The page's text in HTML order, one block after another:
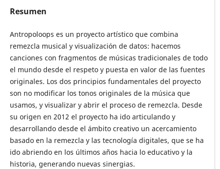
Resumen
Antropoloops es un proyecto artístico que combina
remezcla musical y visualización de datos: hacemos
canciones con fragmentos de músicas tradicionales de todo
el mundo desde el respeto y puesta en valor de las fuentes
originales. Los dos principios fundamentales del proyecto
son no modificar los tonos originales de la música que
usamos, y visualizar y abrir el proceso de remezcla. Desde
su origen en 2012 el proyecto ha ido articulando y
desarrollando desde el ámbito creativo un acercamiento
basado en la remezcla y las tecnología digitales, que se ha
ido abriendo en los últimos años hacia lo educativo y la
historia, generando nuevas sinergias.